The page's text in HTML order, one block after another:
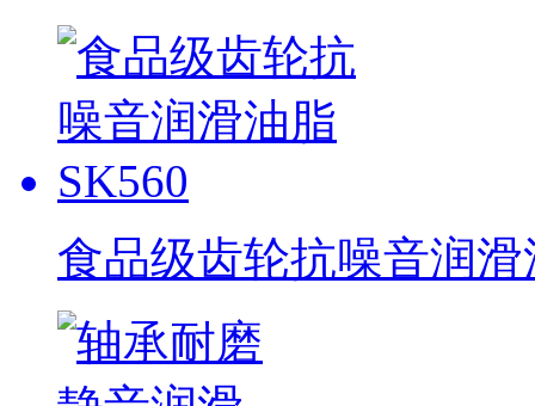
食品级齿轮抗噪音润滑